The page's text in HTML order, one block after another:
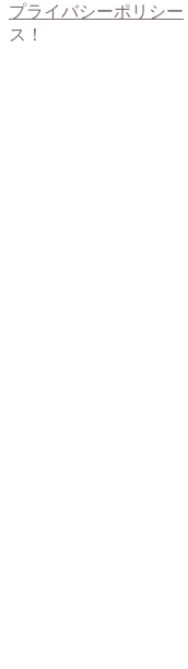
プライバシーポリシー
ス！